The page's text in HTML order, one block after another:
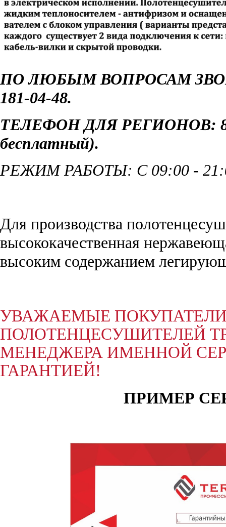
ПО ЛЮБЫМ ВОПРОСАМ
181-04-48.
ТЕЛЕФОН ДЛЯ РЕГИОНОВ: 8
бесплатный).
РЕЖИМ РАБОТЫ: С 09:00 -
Для производства
высококачественная
высоким содержанием
УВАЖАЕМЫЕ
ПОЛОТЕНЦЕСУШИТЕЛЕЙ
МЕНЕДЖЕРА ИМЕННОЙ
ГАРАНТИЕЙ!
ПРИМЕР